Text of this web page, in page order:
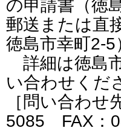
の申請書（徳
郵送または直
徳島市幸町2-5
詳細は徳島
い合わせくだ
［問い合わ
5085 FAX：